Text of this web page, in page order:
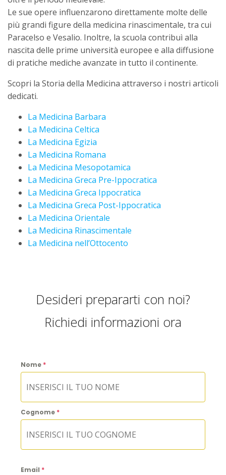
Le sue opere influenzarono direttamente molte delle
più grandi figure della medicina rinascimentale, tra cui
Paracelso e Vesalio. Inoltre, la scuola contribuì alla
nascita delle prime università europee e alla diffusione
di pratiche mediche avanzate in tutto il continente.
Scopri la Storia della Medicina attraverso i nostri articoli
dedicati.
La Medicina Barbara
La Medicina Celtica
La Medicina Egizia
La Medicina Romana
La Medicina Mesopotamica
La Medicina Greca Pre-Ippocratica
La Medicina Greca Ippocratica
La Medicina Greca Post-Ippocratica
La Medicina Orientale
La Medicina Rinascimentale
La Medicina nell’Ottocento
Desideri prepararti con noi?
Richiedi informazioni ora
Nome *
Cognome *
Email *